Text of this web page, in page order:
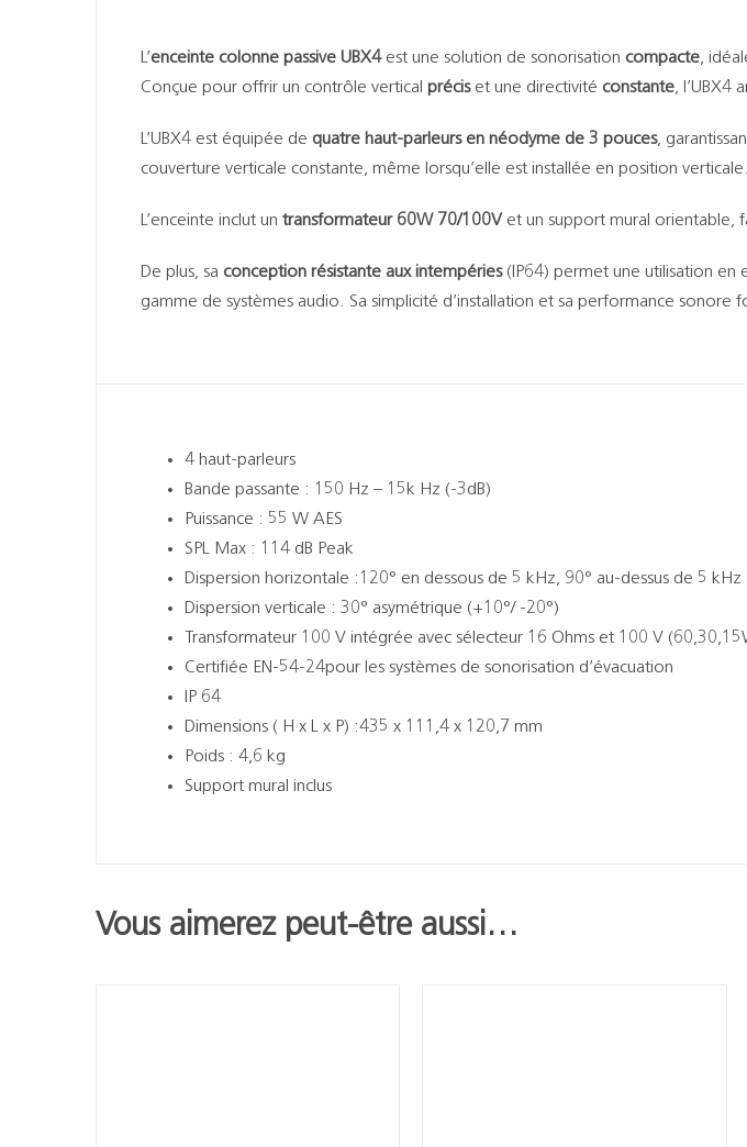
L’enceinte colonne passive UBX4est une solution de sonorisation compacte,
Conçue pour offrir un contrôle vertical préciset une directivité constante, l’UBX4
L’UBX4 est équipée de quatre haut-parleurs en néodyme de 3 pouces,
couverture verticale constante, même lorsqu’elle est installée en position verticale.
L’enceinte inclut un transformateur 60W 70/100Vet un support mural orientable,
De plus, sa conception résistante aux intempéries(IP64) permet une utilisation en
gamme de systèmes audio. Sa simplicité d’installation et sa performance sonore
4 haut-parleurs
Bande passante : 150 Hz – 15k Hz (-3dB)
Puissance : 55 W AES
SPL Max : 114 dB Peak
Dispersion horizontale :120° en dessous de 5 kHz, 90° au-dessus de 5 kHz
Dispersion verticale : 30° asymétrique (+10°/ -20°)
Transformateur 100 V intégrée avec sélecteur 16 Ohms et 100 V
Certifiée EN-54-24pour les systèmes de sonorisation d’évacuation
IP 64
Dimensions ( H x L x P) :435 x 111,4 x 120,7 mm
Poids : 4,6 kg
Support mural inclus
Vous aimerez peut-être aussi…